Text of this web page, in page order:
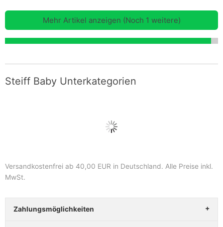
Mehr Artikel anzeigen (Noch 1 weitere)
Steiff Baby Unterkategorien
Versandkostenfrei ab 40,00 EUR in Deutschland. Alle Preise inkl.
MwSt.
Zahlungsmöglichkeiten